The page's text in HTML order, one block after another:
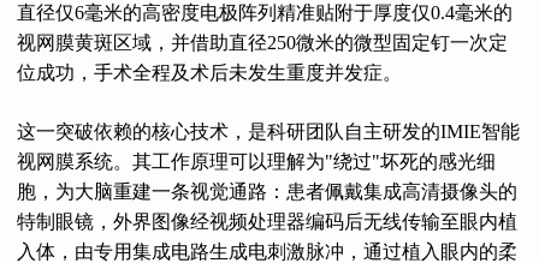
直径仅6毫米的高密度电极阵列精准贴附于厚度仅0.4毫米的
视网膜黄斑区域，并借助直径250微米的微型固定钉一次定
位成功，手术全程及术后未发生重度并发症。
这一突破依赖的核心技术，是科研团队自主研发的IMIE智能
视网膜系统。其工作原理可以理解为"绕过"坏死的感光细
胞，为大脑重建一条视觉通路：患者佩戴集成高清摄像头的
特制眼镜，外界图像经视频处理器编码后无线传输至眼内植
入体，由专用集成电路生成电刺激脉冲，通过植入眼内的柔